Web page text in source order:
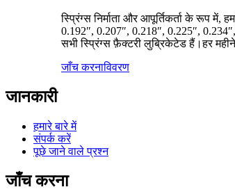
स्प्रिंग्स निर्माता और आपूर्तिकर्ता के रूप
0.192″, 0.207″, 0.218″, 0.225″,
सभी स्प्रिंग्स फ़ैक्टरी लुब्रिकेटेड हैं।हर
जाँच करनाविवरण
जानकारी
हमारे बारे में
संपर्क करें
पूछे जाने वाले प्रश्न
जाँच करना